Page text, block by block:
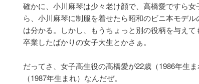
確かに、小川麻琴は少々老け顔で、高橋愛ですら
ら、小川麻琴に制服を着せたら昭和のビニ本モデ
は分かる。しかし、もうちょっと別の役柄を与え
卒業したばかりの女子大生とかさぁ。
だってさ、女子高生役の高橋愛が22歳（1986年生
（1987年生まれ）なんだぜ。